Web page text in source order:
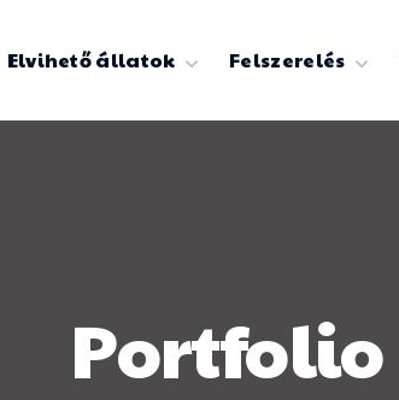
Elvihető állatok Felszerelés
Portfolio